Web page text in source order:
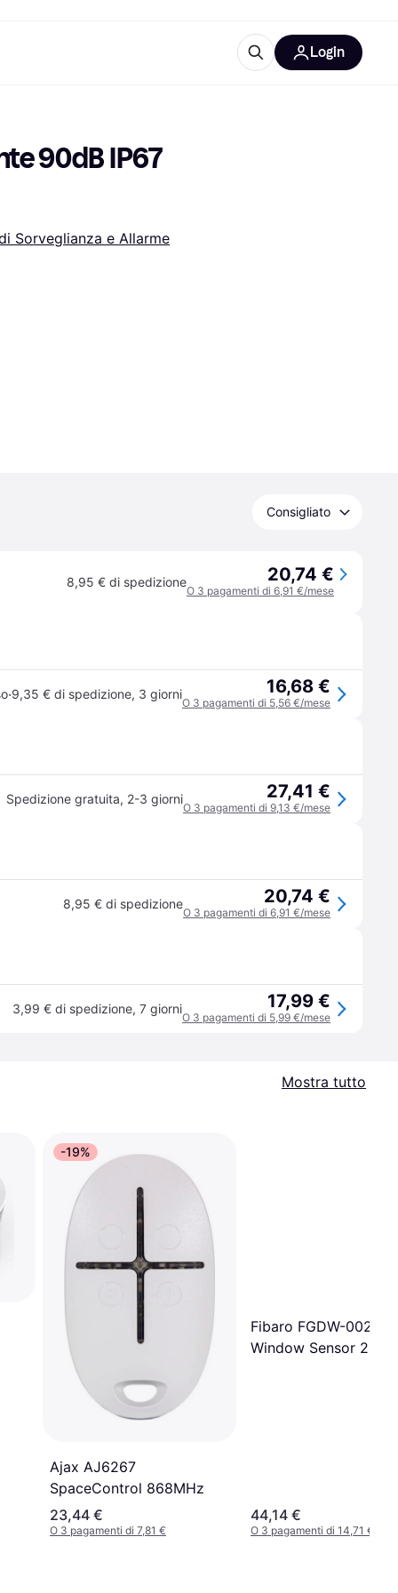
Login
90dB IP67
Sorveglianza e Allarme
Consigliato
8,95 € di spedizione 20,74 €
O 3 pagamenti di 6,91 €/mese
·9,35 € di spedizione, 3 giorni 16,68 €
O 3 pagamenti di 5,56 €/mese
Spedizione gratuita, 2-3 giorni 27,41 €
O 3 pagamenti di 9,13 €/mese
8,95 € di spedizione 20,74 €
O 3 pagamenti di 6,91 €/mese
3,99 € di spedizione, 7 giorni 17,99 €
O 3 pagamenti di 5,99 €/mese
Mostra tutto
-19%
Ajax AJ6267
SpaceControl 868MHz
23,44 €
O 3 pagamenti di 7,81 €
Fibaro FGDW-002-1
Window Sensor 200
44,14 €
O 3 pagamenti di 14,71 €